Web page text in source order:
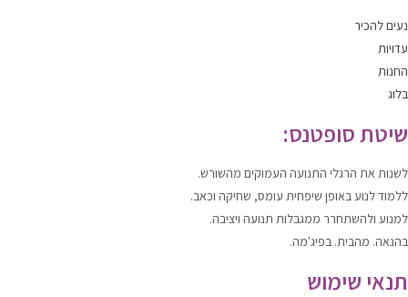
נעים להכיר
עדויות
החנות
בלוג
שיטת סופטנס:
לשנות את הרגלי התנועה העמוקים מהשורש.
ללמודלנועבאופן שיפחית עומס, שחיקה וכאב.
למנוע ולהשתחרר ממגבלות תנועה ויציבה.
בהנאה. מהבית. בפיג'מה.
תנאי שימוש